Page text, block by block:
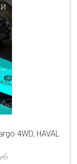
4WD, HAVAL